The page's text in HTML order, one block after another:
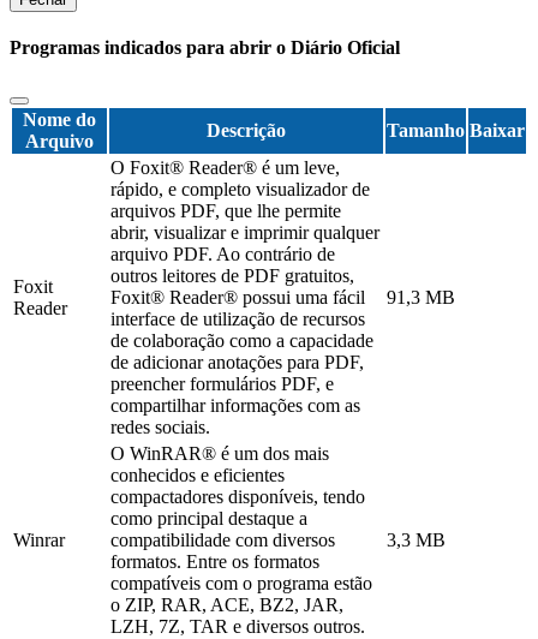
Programas indicados para abrir o Diário Oficial
Nome do
Arquivo
Descrição Tamanho Baixar
Foxit
Reader
O Foxit® Reader® é um leve,
rápido, e completo visualizador de
arquivos PDF, que lhe permite
abrir, visualizar e imprimir qualquer
arquivo PDF. Ao contrário de
outros leitores de PDF gratuitos,
Foxit® Reader® possui uma fácil
interface de utilização de recursos
de colaboração como a capacidade
de adicionar anotações para PDF,
preencher formulários PDF, e
compartilhar informações com as
redes sociais.
91,3 MB
Winrar
O WinRAR® é um dos mais
conhecidos e eficientes
compactadores disponíveis, tendo
como principal destaque a
compatibilidade com diversos
formatos. Entre os formatos
compatíveis com o programa estão
o ZIP, RAR, ACE, BZ2, JAR,
LZH, 7Z, TAR e diversos outros.
3,3 MB